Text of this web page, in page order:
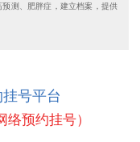
测、肥胖症，建立档案，提供
挂号平台
络预约挂号）